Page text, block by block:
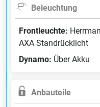
Beleuchtung
Frontleuchte:
AXA Standrücklicht
Dynamo: Über Akku
Anbauteile